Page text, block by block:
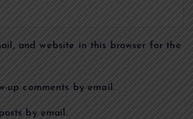
and website in this browser for the
up comments by email.
by email.